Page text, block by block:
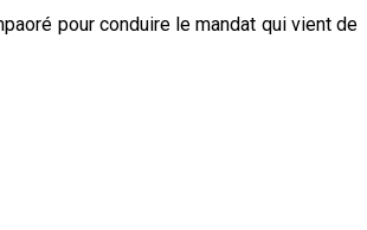
pour conduire le mandat qui vient de